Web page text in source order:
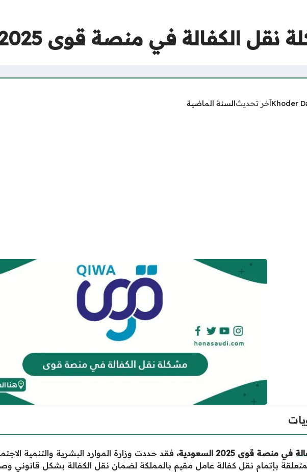
الكفالة في منصة قوى 2025 السعودية
Khoderآخر تحديثالسنة الماضية
في منصة قوى 2025 السعودية،
فقد حددت وزارة الموارد البشرية والتنمية
بإتمام نقل كفالة عامل مقيم بالمملكة لضمان نقل الكفالة بشكل